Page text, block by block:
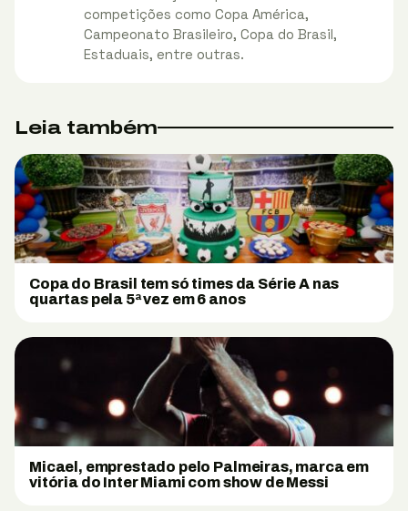
competições como Copa América,
Campeonato Brasileiro, Copa do Brasil,
Estaduais, entre outras.
Leia também
Copa do Brasil tem só times da Série A nas
quartas pela 5ª vez em 6 anos
Micael, emprestado pelo Palmeiras, marca em
vitória do Inter Miami com show de Messi